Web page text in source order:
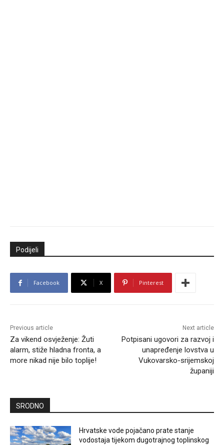
Podijeli
Facebook X Pinterest
Previous article
Za vikend osvježenje: Žuti
alarm, stiže hladna fronta, a
more nikad nije bilo toplije!
Next article
Potpisani ugovori za razvoj i
unapređenje lovstva u
Vukovarsko-srijemskoj
županiji
SRODNO
Hrvatske vode pojačano prate stanje
vodostaja tijekom dugotrajnog toplinskog